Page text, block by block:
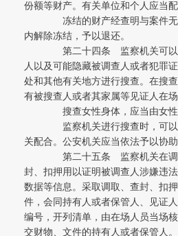
份额等财产。有关单位和个人应当配
冻结的财产经查明与案件无
内解除冻结，予以退还。
第二十四条 监察机关可以
人以及可能隐藏被调查人或者犯罪
处和其他有关地方进行搜查。在搜
有被搜查人或者其家属等见证人在场
搜查女性身体，应当由女性
监察机关进行搜查时，可以
关配合。公安机关应当依法予以协助
第二十五条 监察机关在调
封、扣押用以证明被调查人涉嫌违
数据等信息。采取调取、查封、扣
件，会同持有人或者保管人、见证
编号，开列清单，由在场人员当场
交财物、文件的持有人或者保管人。